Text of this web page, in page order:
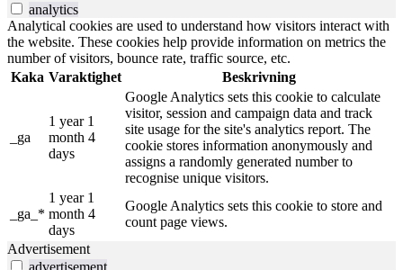
analytics
Analytical cookies are used to understand how visitors interact with
the website. These cookies help provide information on metrics the
number of visitors, bounce rate, traffic source, etc.
Kaka Varaktighet Beskrivning
_ga
1 year 1
month 4
days
Google Analytics sets this cookie to calculate
visitor, session and campaign data and track
site usage for the site's analytics report. The
cookie stores information anonymously and
assigns a randomly generated number to
recognise unique visitors.
_ga_*
1 year 1
month 4
days
Google Analytics sets this cookie to store and
count page views.
Advertisement
advertisement